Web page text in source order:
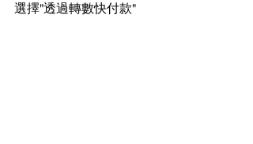
選擇"透過轉數快付款"